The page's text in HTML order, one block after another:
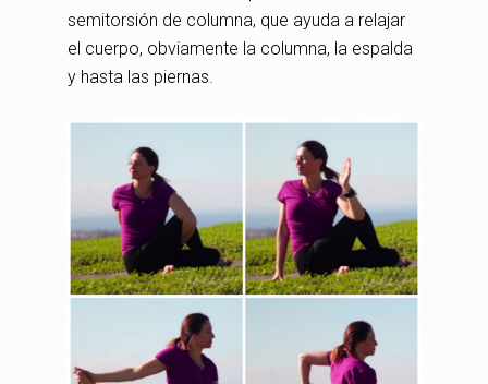
semitorsión de columna, que ayuda a relajar
el cuerpo, obviamente la columna, la espalda
y hasta las piernas.